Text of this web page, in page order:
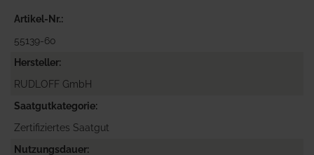
Artikel-Nr.
55139-60
Hersteller
RUDLOFF GmbH
Saatgutkategorie
Zertifiziertes Saatgut
Nutzungsdauer